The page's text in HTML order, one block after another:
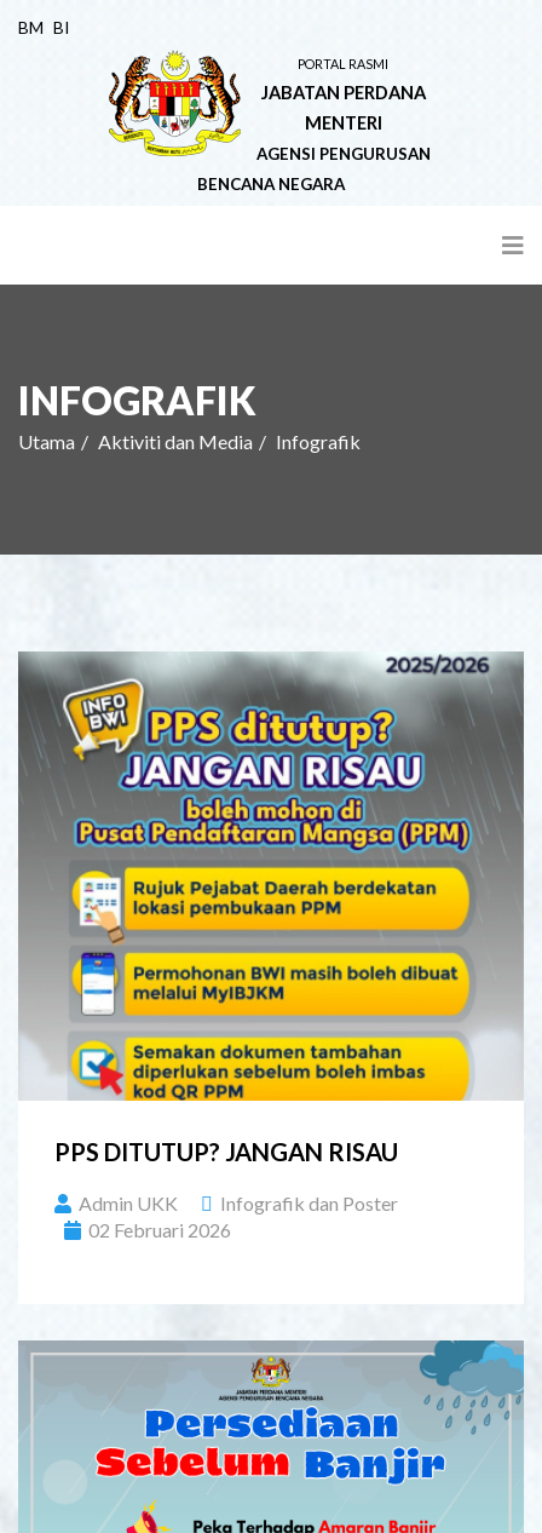
BM BI
PORTAL RASMI
JABATAN PERDANA
MENTERI
AGENSI PENGURUSAN
BENCANA NEGARA
INFOGRAFIK
Utama Aktiviti dan Media Infografik
PPS DITUTUP? JANGAN RISAU
Admin UKK
Infografik dan Poster
02 Februari 2026